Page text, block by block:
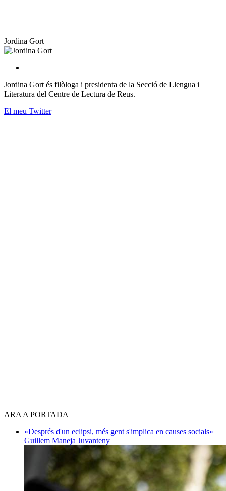
Jordina Gort
Jordina Gort és filòloga i presidenta de la Secció de Llengua i
Literatura del Centre de Lectura de Reus.
El meu Twitter
ARA A PORTADA
«Després d'un eclipsi, més gent s'implica en causes socials»
Guillem Maneja Juvanteny